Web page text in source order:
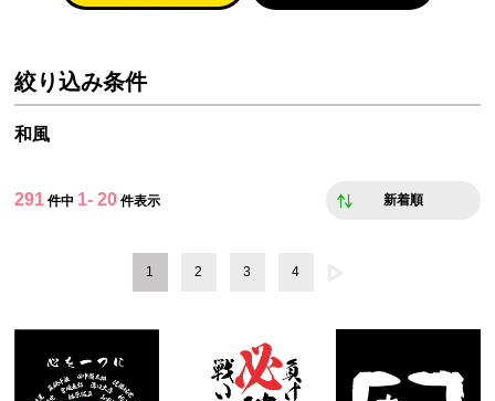
絞り込み条件
和風
291 件中 1- 20 件表示 新着順
1 2 3 4